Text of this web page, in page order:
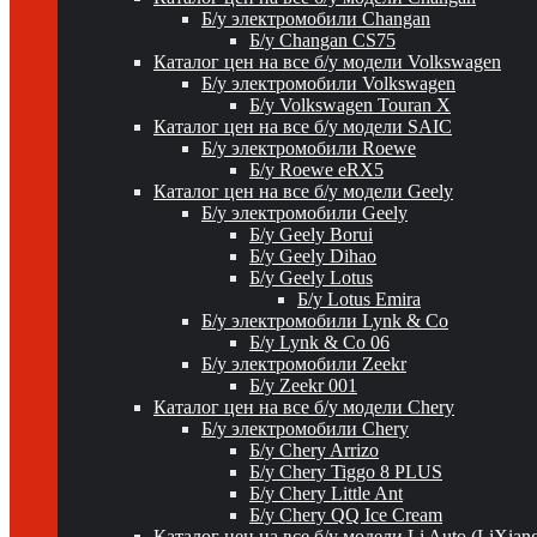
Б/у электромобили Changan
Б/у Changan CS75
Каталог цен на все б/у модели Volkswagen
Б/у электромобили Volkswagen
Б/у Volkswagen Touran X
Каталог цен на все б/у модели SAIC
Б/у электромобили Roewe
Б/у Roewe eRX5
Каталог цен на все б/у модели Geely
Б/у электромобили Geely
Б/у Geely Borui
Б/у Geely Dihao
Б/у Geely Lotus
Б/у Lotus Emira
Б/у электромобили Lynk & Co
Б/у Lynk & Co 06
Б/у электромобили Zeekr
Б/у Zeekr 001
Каталог цен на все б/у модели Chery
Б/у электромобили Chery
Б/у Chery Arrizo
Б/у Chery Tiggo 8 PLUS
Б/у Chery Little Ant
Б/у Chery QQ Ice Cream